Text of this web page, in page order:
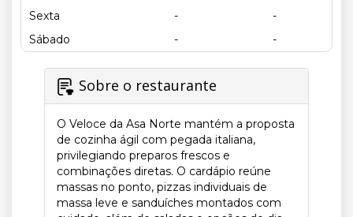
Sexta
-
-
Sábado
- -
Sobre o restaurante
O Veloce da Asa Norte mantém a proposta
de cozinha ágil com pegada italiana,
privilegiando preparos frescos e
combinações diretas. O cardápio reúne
massas no ponto, pizzas individuais de
massa leve e sanduíches montados com